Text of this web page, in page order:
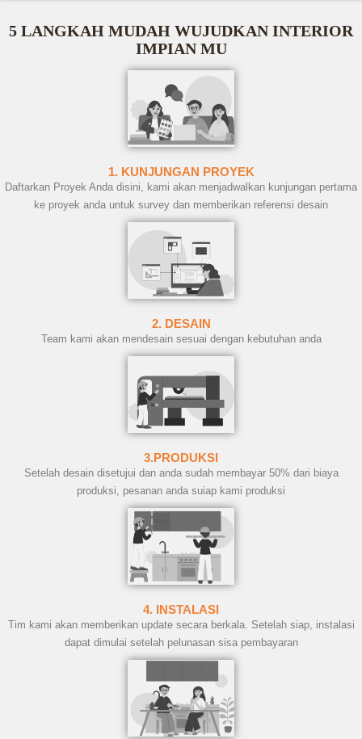
5 LANGKAH MUDAH WUJUDKAN INTERIOR
IMPIAN MU
1. KUNJUNGAN PROYEK
Daftarkan Proyek Anda disini, kami akan menjadwalkan kunjungan pertama
ke proyek anda untuk survey dan memberikan referensi desain
2. DESAIN
Team kami akan mendesain sesuai dengan kebutuhan anda
3.PRODUKSI
Setelah desain disetujui dan anda sudah membayar 50% dari biaya
produksi, pesanan anda suiap kami produksi
4. INSTALASI
Tim kami akan memberikan update secara berkala. Setelah siap, instalasi
dapat dimulai setelah pelunasan sisa pembayaran